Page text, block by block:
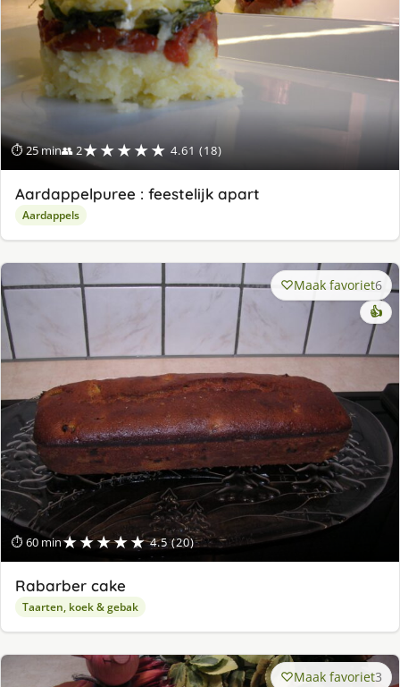
⏱ 25 min👥 2★★★★★ 4.61 (18)
Aardappelpuree : feestelijk apart
Aardappels
⏱ 60 min★★★★★ 4.5 (20)
Maak favoriet6
👍
Rabarber cake
Taarten, koek & gebak
Maak favoriet3